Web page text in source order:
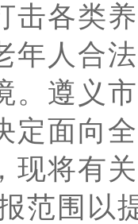
击各类
年人合
。遵义
定面向
，现将有
范围 以